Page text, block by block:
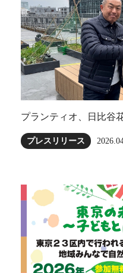
プランティオ、日比谷
プレスリリース